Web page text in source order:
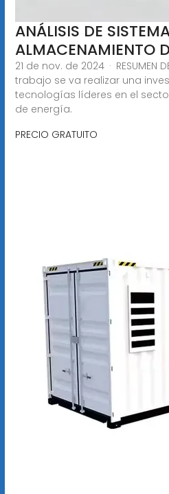
ANÁLISIS DE
ALMACENAMIENTO
21 de nov. de 2024 · RESUMEN
trabajo se va realizar una
tecnologías líderes en el
de energía.
PRECIO GRATUITO